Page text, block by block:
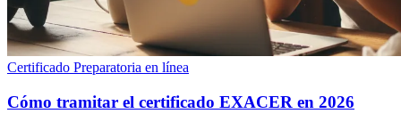
Certificado Preparatoria en línea
Cómo tramitar el certificado EXACER en 2026